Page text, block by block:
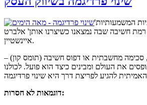
'לא נוכל לפתור את הבעיות המשמעותיות
רמת חשיבה שבה נמצאנו כשיצרנו אותן' אלברט
איינשטיין.
סכימה מחשבתית או דפוס חשיבה (תומס קון) –
את העולם ומבינים כיצד הוא פועל. לכולנו
דוגמאות לא חסרות: